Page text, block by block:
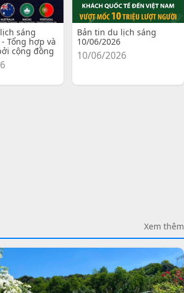
sáng
Tổng hợp và
cộng đồng
Bản tin du lịch sáng
10/06/2026
10/06/2026
Xem thêm